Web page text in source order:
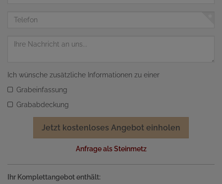
Telefon
Nachricht
Ich wünsche zusätzliche Informationen zu einer
Grabeinfassung
Grababdeckung
Jetzt kostenloses Angebot einholen
Anfrage als Steinmetz
Ihr Komplettangebot enthält: